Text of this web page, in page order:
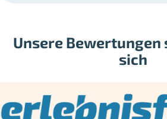
Unsere Bewertungen
sich